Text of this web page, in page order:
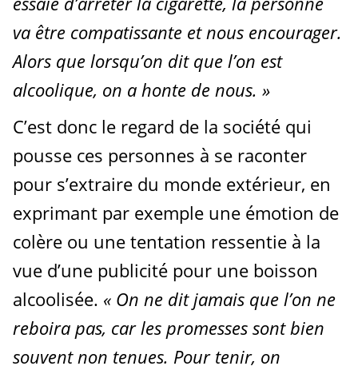
va être compatissante et nous encourager.
Alors que lorsqu’on dit que l’on est
alcoolique, on a honte de nous. »
C’est donc le regard de la société qui
pousse ces personnes à se raconter
pour s’extraire du monde extérieur, en
exprimant par exemple une émotion de
colère ou une tentation ressentie à la
vue d’une publicité pour une boisson
alcoolisée. « On ne dit jamais que l’on ne
reboira pas, car les promesses sont bien
souvent non tenues. Pour tenir, on